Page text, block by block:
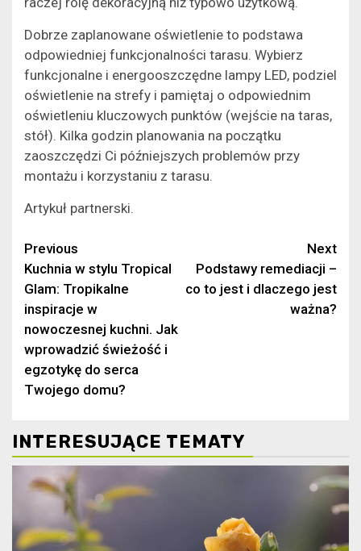
Dobrze zaplanowane oświetlenie to podstawa
odpowiedniej funkcjonalności tarasu. Wybierz
funkcjonalne i energooszczędne lampy LED, podziel
oświetlenie na strefy i pamiętaj o odpowiednim
oświetleniu kluczowych punktów (wejście na taras,
stół). Kilka godzin planowania na początku
zaoszczędzi Ci późniejszych problemów przy
montażu i korzystaniu z tarasu.
Artykuł partnerski.
Continue
Reading
Previous
Kuchnia w stylu Tropical
Glam: Tropikalne
inspiracje w
nowoczesnej kuchni. Jak
wprowadzić świeżość i
egzotykę do serca
Twojego domu?
Next
Podstawy remediacji –
co to jest i dlaczego jest
ważna?
INTERESUJĄCE TEMATY